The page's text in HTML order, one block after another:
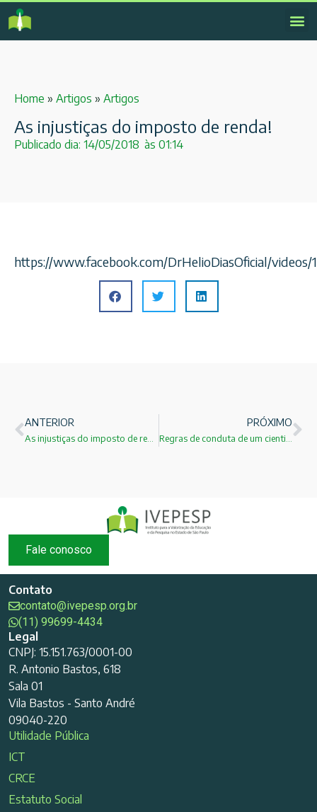
Home » Artigos » Artigos
As injustiças do imposto de renda!
Publicado dia: 14/05/2018 às 01:14
https://www.facebook.com/DrHelioDiasOficial/videos/
ANTERIOR PRÓXIMO
Fale conosco
Contato
contato@ivepesp.org.br
(11) 99699-4434
Legal
CNPJ: 15.151.763/0001-00
R. Antonio Bastos, 618
Sala 01
Vila Bastos - Santo André
09040-220
Utilidade Pública
ICT
CRCE
Estatuto Social